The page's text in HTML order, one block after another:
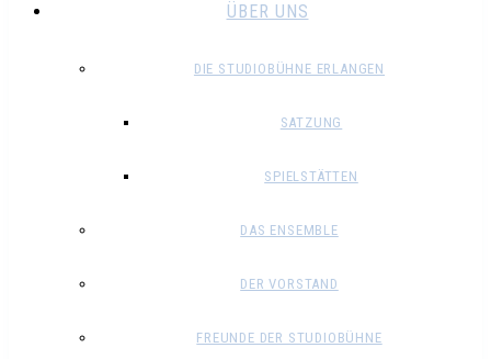
ÜBER UNS
DIE STUDIOBÜHNE ERLANGEN
SATZUNG
SPIELSTÄTTEN
DAS ENSEMBLE
DER VORSTAND
FREUNDE DER STUDIOBÜHNE